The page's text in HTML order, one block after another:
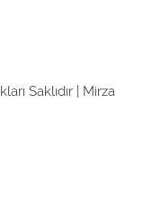
Saklıdır | Mirza